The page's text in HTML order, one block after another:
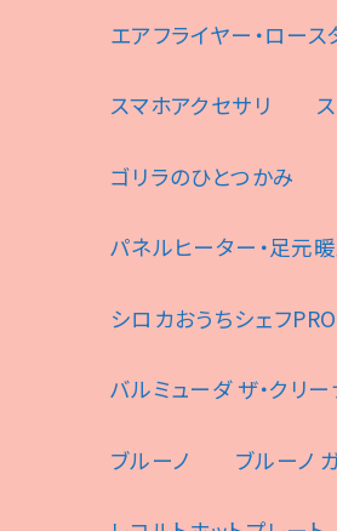
エアフライヤー・ロース
スマホアクセサリ
ゴリラのひとつかみ
パネルヒーター・足元
シロカおうちシェフPRO
バルミューダ ザ・クリ
ブルーノ ブルーノ